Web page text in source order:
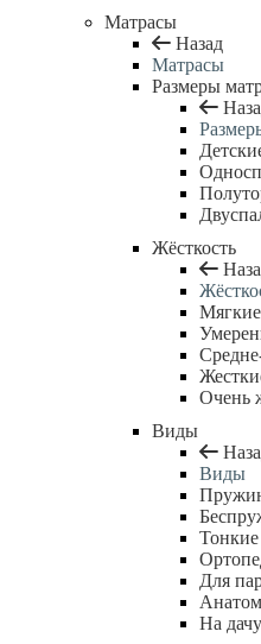
Матрасы
Назад
Матрасы
Размеры
Жёсткость
Мягкие
Очень
Виды
Виды
Тонкие
Для
На дачу